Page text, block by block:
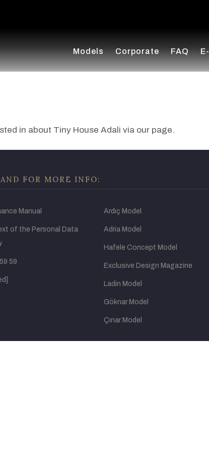
Models Corporate FAQ
in about Tiny House Adali via our page.
FOR MORE INFO:
Manual
of the Personal Data
59
Ardıç Model
Adria Model
Hafele Concept Model
Exclusive Design Magazine
Ladin Model
Göknar Model
Çınar Model